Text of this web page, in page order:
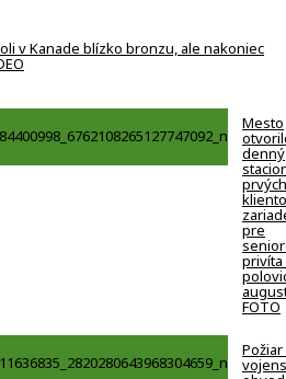
v Kanade blízko bronzu, ale nakoniec
Mesto
denný
prvých
pre
privíta
FOTO